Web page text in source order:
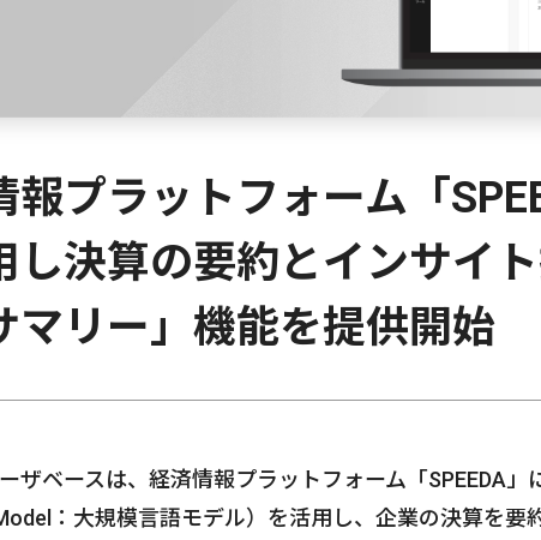
報プラットフォーム「
し決算の要約とインサイ
マリー」機能を提供開始
ザベースは、経済情報プラットフォーム「SPEEDA」
：大規模言語モデル）を活用し、企業の決算を要